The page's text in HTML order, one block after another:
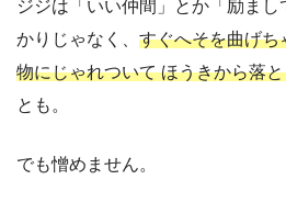
ジジは「いい仲間」とか「励ま
かりじゃなく、 すぐへそを曲げち
物にじゃれついて ほうきから落
とも。
でも憎めません。